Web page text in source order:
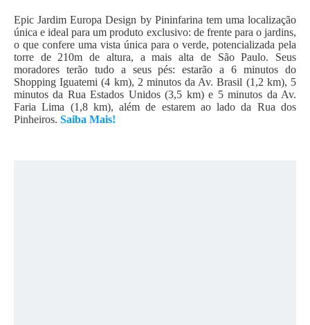
Epic Jardim Europa Design by Pininfarina tem uma localização
única e ideal para um produto exclusivo: de frente para o jardins,
o que confere uma vista única para o verde, potencializada pela
torre de 210m de altura, a mais alta de São Paulo. Seus
moradores terão tudo a seus pés: estarão a 6 minutos do
Shopping Iguatemi (4 km), 2 minutos da Av. Brasil (1,2 km), 5
minutos da Rua Estados Unidos (3,5 km) e 5 minutos da Av.
Faria Lima (1,8 km), além de estarem ao lado da Rua dos
Pinheiros. Saiba Mais!